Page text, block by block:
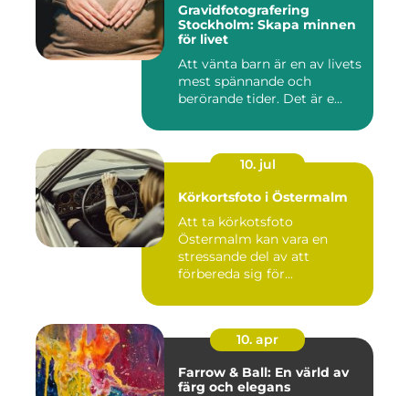
Gravidfotografering
Stockholm: Skapa minnen
för livet
Att vänta barn är en av livets
mest spännande och
berörande tider. Det är e...
10. jul
Körkortsfoto i Östermalm
Att ta körkotsfoto
Östermalm kan vara en
stressande del av att
förbereda sig för...
10. apr
Farrow & Ball: En värld av
färg och elegans